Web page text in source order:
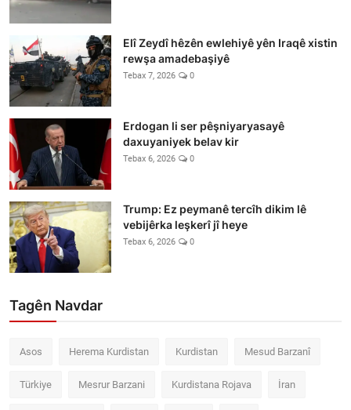
Elî Zeydî hêzên ewlehiyê yên Iraqê xistin
rewşa amadebaşiyê
Tebax 7, 2026 0
Erdogan li ser pêşniyaryasayê
daxuyaniyek belav kir
Tebax 6, 2026 0
Trump: Ez peymanê tercîh dikim lê
vebijêrka leşkerî jî heye
Tebax 6, 2026 0
Tagên Navdar
Asos Herema Kurdistan Kurdistan Mesud Barzanî
Türkiye Mesrur Barzani Kurdistana Rojava İran